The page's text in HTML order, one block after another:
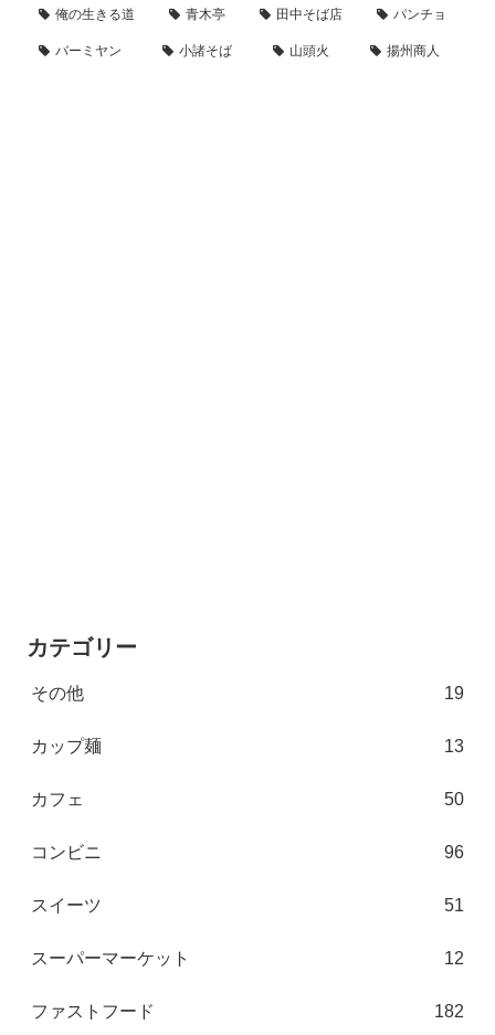
俺の生きる道 青木亭 田中そば店 パンチョ
バーミヤン 小諸そば 山頭火 揚州商人
カテゴリー
その他 19
カップ麺 13
カフェ 50
コンビニ 96
スイーツ 51
スーパーマーケット 12
ファストフード 182